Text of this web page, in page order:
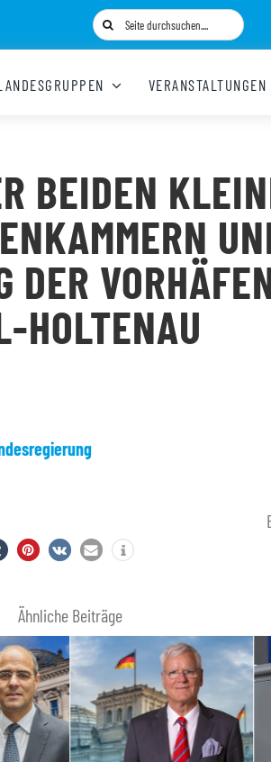
Suche
nach:
VERANSTALTUNGEN
BEIDEN
DER
HOLTENAU
Ähnliche Beiträge